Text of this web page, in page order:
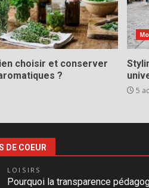
choisir et conserver
?
5
DE COEUR
LOISIRS
Pourquoi la transparence